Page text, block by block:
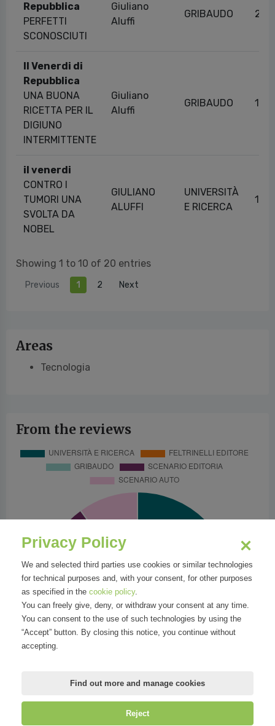
Repubblica
PERFETTI
SCONOSCIUTI
Giuliano
Aluffi
GRIBAUDO 28/
Il Venerdi di
Repubblica
UNA BUONA
RICETTA PER IL
DIGIUNO
INTERMITTENTE
Giuliano
Aluffi
GRIBAUDO 10/
il venerdi
CONTRO I
TUMORI UNA
SVOLTA DA
NOBEL
GIULIANO
ALUFFI
UNIVERSITÀ
E RICERCA
16/
Showing 1 to 10 of 20 entries
Previous 1 2 Next
Areas
Tecnologia
From the reviews
Privacy Policy
We and selected third parties use cookies or similar technologies
for technical purposes and, with your consent, for other purposes
as specified in the cookie policy.
You can freely give, deny, or withdraw your consent at any time.
You can consent to the use of such technologies by using the
“Accept” button. By closing this notice, you continue without
accepting.
Find out more and manage cookies
Reject